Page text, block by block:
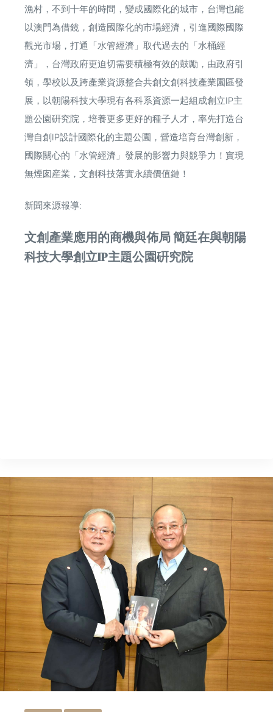
漁村，不到十年的時間，變成國際化的城市，台灣也能
以澳門為借鏡，創造國際化的市場經濟，引進國際國際
觀光市場，打通「水管經濟」取代過去的「水桶經
濟」，台灣政府更迫切需要積極有效的鼓勵，由政府引
領，學校以及跨產業資源整合共創文創科技產業園區發
展，以朝陽科技大學現有各科系資源一起組成創立IP主
題公園硏究院，培養更多更好的種子人才，率先打造台
灣自創IP設計國際化的主題公園，營造培育台灣創新，
國際關心的「水管經濟」發展的影響力與競爭力！實現
無煙囱産業，文創科技落實永續價值鏈！
新聞來源報導:
文創產業應用的商機與佈局 簡廷在與朝陽
科技大學創立IP主題公園硏究院